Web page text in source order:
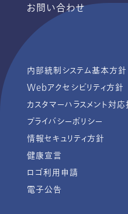
お問い合わせ
内部統制システム基本方針
Webアクセシビリティ方針
カスタマーハラスメント対
プライバシーポリシー
情報セキュリティ方針
健康宣言
ロゴ利用申請
電子公告